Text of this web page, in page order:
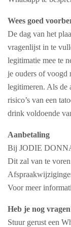
Wees goed
De dag van het
vragenlijst in te
legitimatie mee te
je ouders of voogd
legitimeren. Als de
risico’s van een
drink voldoende
Aanbetaling
Bij JODIE
Dit zal van te
Voor meer
Heb je nog
Stuur gerust een